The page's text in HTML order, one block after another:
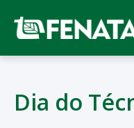
Dia do